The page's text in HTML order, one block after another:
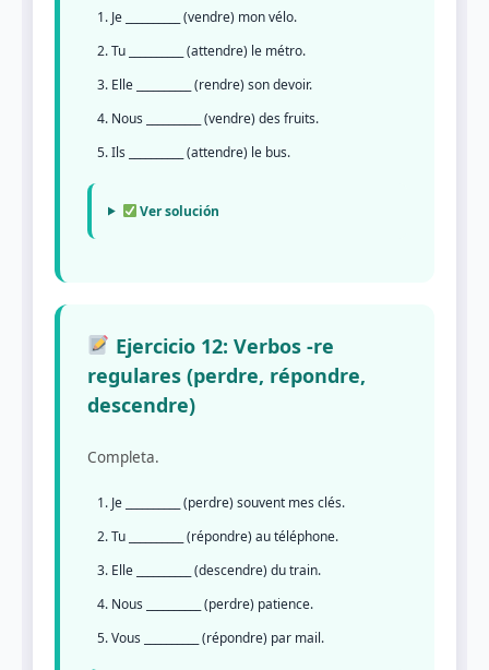
Je __________ (vendre) mon vélo.
Tu __________ (attendre) le métro.
Elle __________ (rendre) son devoir.
Nous __________ (vendre) des fruits.
Ils __________ (attendre) le bus.
Ver solución
Ejercicio 12: Verbos -re
regulares (perdre, répondre,
descendre)
Completa.
Je __________ (perdre) souvent mes clés.
Tu __________ (répondre) au téléphone.
Elle __________ (descendre) du train.
Nous __________ (perdre) patience.
Vous __________ (répondre) par mail.